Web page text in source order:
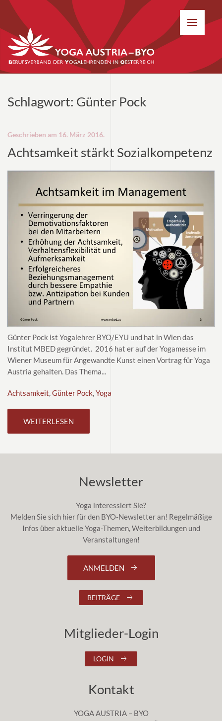
Schlagwort: Günter Pock
Geschrieben am 16. März 2016.
Achtsamkeit stärkt Sozialkompetenz
Günter Pock ist Yogalehrer BYO/EYU und hat in Wien das
Institut MBED gegründet. 2016 hat er auf der Yogamesse im
Wiener Museum für Angewandte Kunst einen Vortrag für Yoga
Austria gehalten. Das Thema...
Achtsamkeit,Günter Pock,Yoga
WEITERLESEN
Newsletter
Yoga interessiert Sie?
Melden Sie sich hier für den BYO-Newsletter an! Regelmäßige
Infos über aktuelle Yoga-Themen, Weiterbildungen und
Veranstaltungen!
ANMELDEN
BEITRÄGE
Mitglieder-Login
LOGIN
Kontakt
YOGA AUSTRIA – BYO